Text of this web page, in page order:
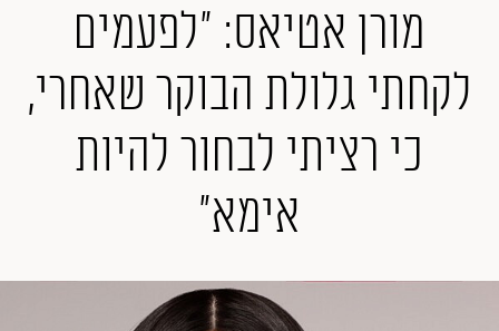
אופנה
ביוטי
סלבס
המגזין
מורן אטיאס: "לפעמים
לקחתי גלולת הבוקר שאחרי,
כי רציתי לבחור להיות
אימא"